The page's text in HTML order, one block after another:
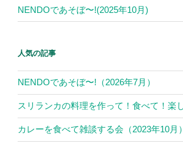
NENDOであそぼ〜!(2025年10月)
人気の記事
NENDOであそぼ〜!（2026年7月）
スリランカの料理を作って！食べて！楽
カレーを食べて雑談する会（2023年10月）